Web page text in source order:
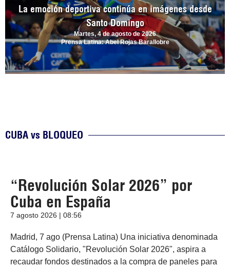
La emoción deportiva continúa en imágenes desde
Santo Domingo
Martes, 4 de agosto de 2026
Prensa Latina: Abel Rojas Barallobre
CUBA vs BLOQUEO
“Revolución Solar 2026” por
Cuba en España
7 agosto 2026 | 08:56
Madrid, 7 ago (Prensa Latina) Una iniciativa denominada
Catálogo Solidario, "Revolución Solar 2026", aspira a
recaudar fondos destinados a la compra de paneles para